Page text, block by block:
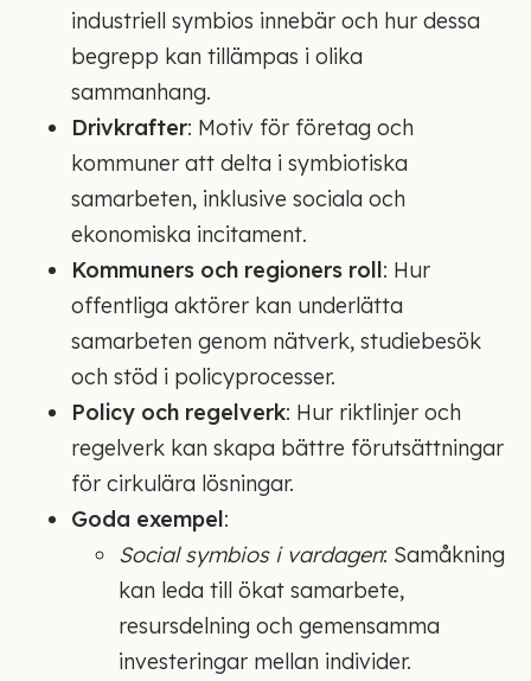
industriell symbios innebär och hur dessa
begrepp kan tillämpas i olika
sammanhang.
Drivkrafter: Motiv för företag och
kommuner att delta i symbiotiska
samarbeten, inklusive sociala och
ekonomiska incitament.
Kommuners och regioners roll: Hur
offentliga aktörer kan underlätta
samarbeten genom nätverk, studiebesök
och stöd i policyprocesser.
Policy och regelverk: Hur riktlinjer och
regelverk kan skapa bättre förutsättningar
för cirkulära lösningar.
Goda exempel:
Social symbios i vardagen: Samåkning
kan leda till ökat samarbete,
resursdelning och gemensamma
investeringar mellan individer.